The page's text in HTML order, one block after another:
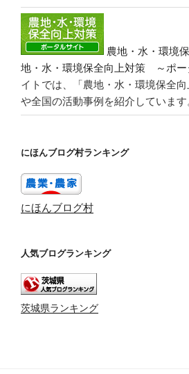
農地・水・環境
地・水・環境保全向上対策 ～ポー
イトでは、「農地・水・環境保全
や全国の活動事例を紹介しています
にほんブログ村ランキング
にほんブログ村
人気ブログランキング
茨城県ランキング